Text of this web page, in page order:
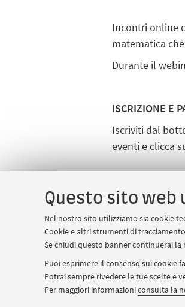
Questo sito web
Nel nostro sito utilizziamo sia cookie
Cookie e altri strumenti di
Se chiudi questo banner continuerai la
Puoi esprimere il consenso sui cookie
Potrai sempre rivedere le tue scelte e
Per maggiori informazioniconsulta la
Incontri online
matematica
Durante il
ISCRIZIONE E
Iscriviti dal
eventie clicca
SCOPRI DI PIU'